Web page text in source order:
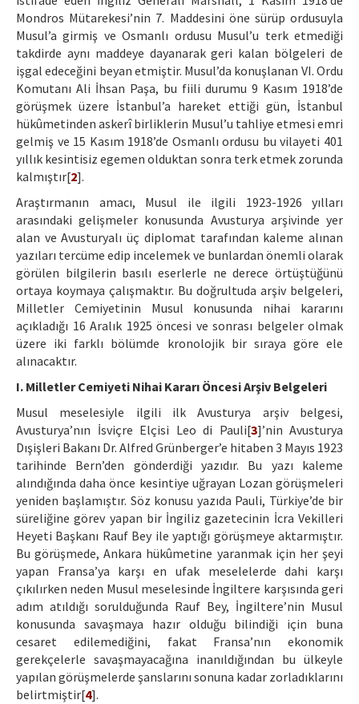
Mondros Mütarekesi’nin 7. Maddesini öne sürüp ordusuyla
Musul’a girmiş ve Osmanlı ordusu Musul’u terk etmediği
takdirde aynı maddeye dayanarak geri kalan bölgeleri de
işgal edeceğini beyan etmiştir. Musul’da konuşlanan VI. Ordu
Komutanı Ali İhsan Paşa, bu fiili durumu 9 Kasım 1918’de
görüşmek üzere İstanbul’a hareket ettiği gün, İstanbul
hükûmetinden askerî birliklerin Musul’u tahliye etmesi emri
gelmiş ve 15 Kasım 1918’de Osmanlı ordusu bu vilayeti 401
yıllık kesintisiz egemen olduktan sonra terk etmek zorunda
kalmıştır[2].
Araştırmanın amacı, Musul ile ilgili 1923-1926 yılları
arasındaki gelişmeler konusunda Avusturya arşivinde yer
alan ve Avusturyalı üç diplomat tarafından kaleme alınan
yazıları tercüme edip incelemek ve bunlardan önemli olarak
görülen bilgilerin basılı eserlerle ne derece örtüştüğünü
ortaya koymaya çalışmaktır. Bu doğrultuda arşiv belgeleri,
Milletler Cemiyetinin Musul konusunda nihai kararını
açıkladığı 16 Aralık 1925 öncesi ve sonrası belgeler olmak
üzere iki farklı bölümde kronolojik bir sıraya göre ele
alınacaktır.
I. Milletler Cemiyeti Nihai Kararı Öncesi Arşiv Belgeleri
Musul meselesiyle ilgili ilk Avusturya arşiv belgesi,
Avusturya’nın İsviçre Elçisi Leo di Pauli[3]’nin Avusturya
Dışişleri Bakanı Dr. Alfred Grünberger’e hitaben 3 Mayıs 1923
tarihinde Bern’den gönderdiği yazıdır. Bu yazı kaleme
alındığında daha önce kesintiye uğrayan Lozan görüşmeleri
yeniden başlamıştır. Söz konusu yazıda Pauli, Türkiye’de bir
süreliğine görev yapan bir İngiliz gazetecinin İcra Vekilleri
Heyeti Başkanı Rauf Bey ile yaptığı görüşmeye aktarmıştır.
Bu görüşmede, Ankara hükûmetine yaranmak için her şeyi
yapan Fransa’ya karşı en ufak meselelerde dahi karşı
çıkılırken neden Musul meselesinde İngiltere karşısında geri
adım atıldığı sorulduğunda Rauf Bey, İngiltere’nin Musul
konusunda savaşmaya hazır olduğu bilindiği için buna
cesaret edilemediğini, fakat Fransa’nın ekonomik
gerekçelerle savaşmayacağına inanıldığından bu ülkeyle
yapılan görüşmelerde şanslarını sonuna kadar zorladıklarını
belirtmiştir[4].